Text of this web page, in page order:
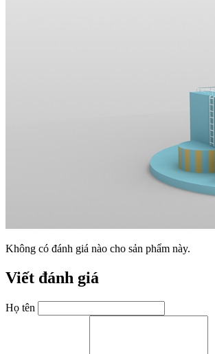
Không có đánh giá nào cho sản phẩm này.
Viết đánh giá
Họ tên